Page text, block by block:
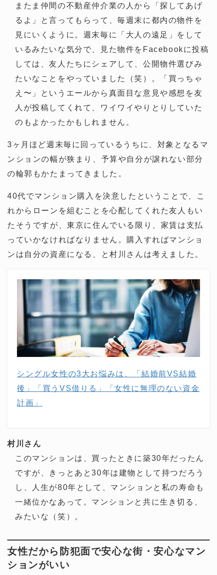
またま仲間の不動産仲介業の人から「探してあげ
るよ」と言ってもらって、毎週末に都内の物件を
見にいくように。週末毎に「大人の遠足」をして
いるみたいな気分で、見た物件をFacebookに投稿
しては、友人たちにシェアして、公開物件選びみ
たいなことをやっていました（笑）。「買っちゃ
え〜」というエールから真面目な意見や感想を友
人が投稿してくれて、ワイワイやりとりしていた
のもよかったかもしれません。
3ヶ月ほど週末毎に回っているうちに、対象となるマ
ンションの幅が狭まり、予算や自分が譲れない部分
の輪郭もかたまってきました。
40代でマンション購入を決意したということで、こ
れからローンを組むことを心配してくれた友人もい
たそうですが、東京に住んでいる限り、家賃は支払
っていかなければなりません。購入すればマンショ
ンは自分の資産になる、と村川さんは考えました。
シングル女性の3大お悩みは、「結婚前VS結婚
後」「買うVS借りる」「女性に無理のない資金
計画」
村川さん
このマンションは、買ったときに築30年だったん
ですが、きっとあと30年は建物として持つだろう
し、人生が80年として、マンションと私の寿命も
一緒位かなあって。マンションと共に生き切る、
みたいな（笑）。
女性だから防犯面で安心な街・安心なマン
ションがいい